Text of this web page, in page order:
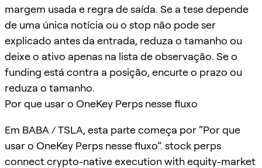
margem usada e regra de saída. Se a tese depende
de uma única notícia ou o stop não pode ser
explicado antes da entrada, reduza o tamanho ou
deixe o ativo apenas na lista de observação. Se o
funding está contra a posição, encurte o prazo ou
reduza o tamanho.
Por que usar o OneKey Perps nesse fluxo
Em BABA / TSLA, esta parte começa por “Por que
usar o OneKey Perps nesse fluxo”. stock perps
connect crypto-native execution with equity-market